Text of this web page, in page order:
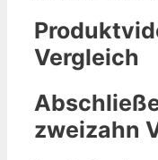
Vergleich
zweizahn